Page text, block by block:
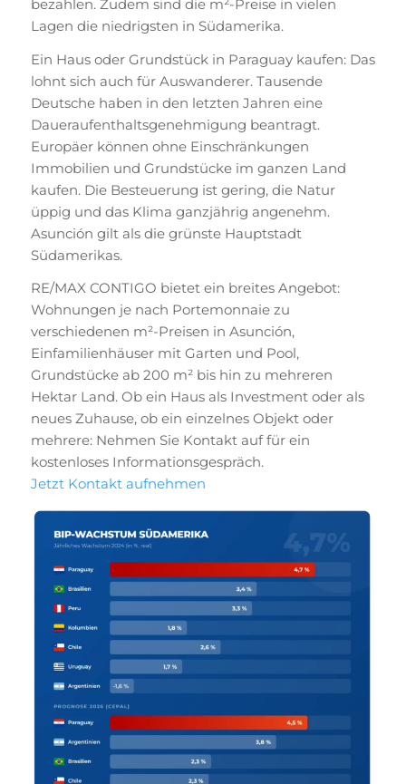
bezahlen. Zudem sind die m²-Preise in vielen
Lagen die niedrigsten in Südamerika.
Ein Haus oder Grundstück in Paraguay kaufen: Das
lohnt sich auch für Auswanderer. Tausende
Deutsche haben in den letzten Jahren eine
Daueraufenthaltsgenehmigung beantragt.
Europäer können ohne Einschränkungen
Immobilien und Grundstücke im ganzen Land
kaufen. Die Besteuerung ist gering, die Natur
üppig und das Klima ganzjährig angenehm.
Asunción gilt als die grünste Hauptstadt
Südamerikas.
RE/MAX CONTIGO bietet ein breites Angebot:
Wohnungen je nach Portemonnaie zu
verschiedenen m²-Preisen in Asunción,
Einfamilienhäuser mit Garten und Pool,
Grundstücke ab 200 m² bis hin zu mehreren
Hektar Land. Ob ein Haus als Investment oder als
neues Zuhause, ob ein einzelnes Objekt oder
mehrere: Nehmen Sie Kontakt auf für ein
kostenloses Informationsgespräch.
Jetzt Kontakt aufnehmen